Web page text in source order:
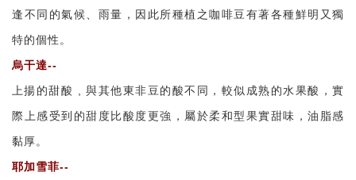
逢不同的氣候、雨量，因此所種植之咖啡豆有著各種鮮明又獨
特的個性。
烏干達--
上揚的甜酸 , 與其他東非豆的酸不同，較似成熟的水果酸，實
際上感受到的甜度比酸度更強，屬於柔和型果實甜味，油脂感
黏厚。
耶加雪菲--